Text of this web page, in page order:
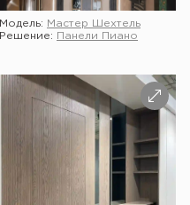
Модель:
Мастер Шехтель
Решение:
Панели Пиано